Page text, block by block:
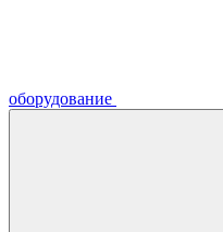
оборудование